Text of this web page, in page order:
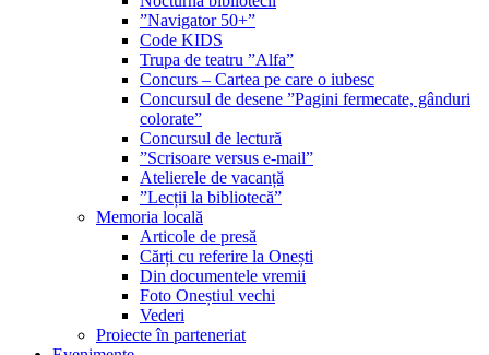
”Navigator 50+”
Code KIDS
Trupa de teatru ”Alfa”
Concurs – Cartea pe care o iubesc
Concursul de desene ”Pagini fermecate, gânduri
colorate”
Concursul de lectură
”Scrisoare versus e-mail”
Atelierele de vacanță
”Lecții la bibliotecă”
Memoria locală
Articole de presă
Cărți cu referire la Onești
Din documentele vremii
Foto Oneștiul vechi
Vederi
Proiecte în parteneriat